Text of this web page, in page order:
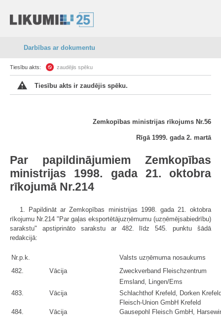
Darbības ar dokumentu
Tiesību akts: zaudējis spēku
Tiesību akts ir zaudējis spēku.
Zemkopības ministrijas rīkojums Nr.56
Rīgā 1999. gada 2. martā
Par papildinājumiem Zemkopības
ministrijas 1998. gada 21. oktobra
rīkojumā Nr.214
1. Papildināt ar Zemkopības ministrijas 1998. gada 21. oktobra
rīkojumu Nr.214 "Par gaļas eksportētājuzņēmumu (uzņēmējsabiedrību)
sarakstu" apstiprināto sarakstu ar 482. līdz 545. punktu šādā
redakcijā:
Nr.p.k.
Valsts uzņēmuma nosaukums
482.
Vācija
Zweckverband Fleischzentrum
Emsland, Lingen/Ems
483.
Vācija
Schlachthof Krefeld, Dorken
Fleisch-Union GmbH Krefeld
484.
Vācija
Gausepohl Fleisch GmbH,